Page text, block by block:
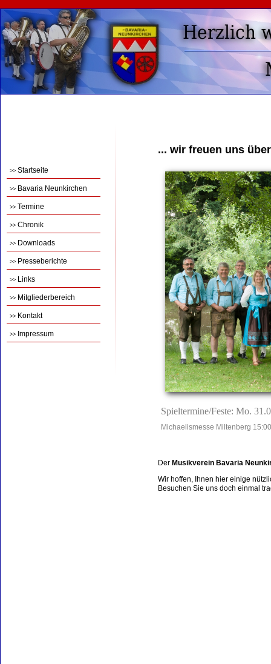
>> Startseite
>> Bavaria Neunkirchen
>> Termine
>> Chronik
>> Downloads
>> Presseberichte
>> Links
>> Mitgliederbereich
>> Kontakt
>> Impressum
... wir freuen uns
Spieltermine/Feste: Mo.
Michaelismesse Miltenberg
Der Musikverein Bavaria
Wir hoffen, Ihnen hier einige
Besuchen Sie uns doch einmal